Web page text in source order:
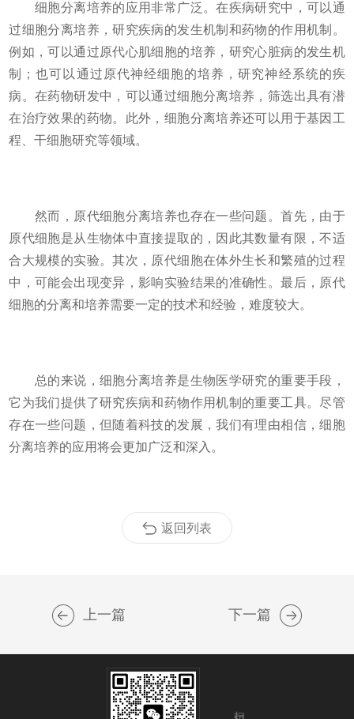
细胞分离培养的应用非常广泛。在疾病研究中，可以通
过细胞分离培养，研究疾病的发生机制和药物的作用机制。
例如，可以通过原代心肌细胞的培养，研究心脏病的发生机
制；也可以通过原代神经细胞的培养，研究神经系统的疾
病。在药物研发中，可以通过细胞分离培养，筛选出具有潜
在治疗效果的药物。此外，细胞分离培养还可以用于基因工
程、干细胞研究等领域。
然而，原代细胞分离培养也存在一些问题。首先，由于
原代细胞是从生物体中直接提取的，因此其数量有限，不适
合大规模的实验。其次，原代细胞在体外生长和繁殖的过程
中，可能会出现变异，影响实验结果的准确性。最后，原代
细胞的分离和培养需要一定的技术和经验，难度较大。
总的来说，细胞分离培养是生物医学研究的重要手段，
它为我们提供了研究疾病和药物作用机制的重要工具。尽管
存在一些问题，但随着科技的发展，我们有理由相信，细胞
分离培养的应用将会更加广泛和深入。
返回列表
上一篇 下一篇
扫码关注我们